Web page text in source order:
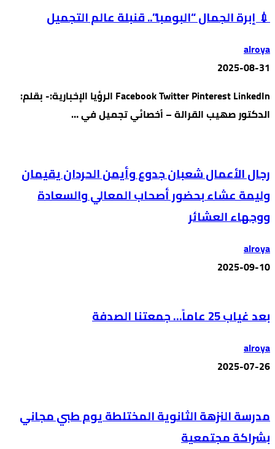
💉 إبرة الجمال “البومبا”.. قنبلة عالم التجميل
alroya
2025-08-31
Facebook Twitter Pinterest LinkedIn الرؤيا الإخبارية:- بقلم:
الدكتور صهيب القرالة – أخصائي تجميل في …
رجال الأعمال شعبان جدوع وأيمن الحردان يقيمان
وليمة عشاء بحضور أصحاب المعالي والسعادة
ووجهاء العشائر
alroya
2025-09-10
بعد غياب 25 عاماً… جمعتنا الصدفة
alroya
2025-07-26
مدرسة النزهة الثانوية المختلطة يوم طبي مجاني
بشراكة مجتمعية